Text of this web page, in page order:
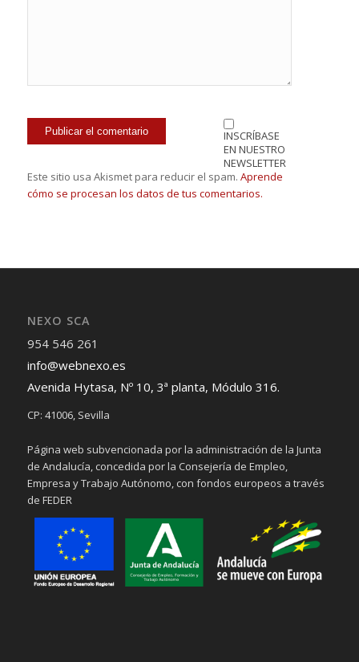
INSCRÍBASE
EN NUESTRO
NEWSLETTER
Este sitio usa Akismet para reducir el spam. Aprende
cómo se procesan los datos de tus comentarios.
NEXO SCA
954 546 261
info@webnexo.es
Avenida Hytasa, Nº 10, 3ª planta, Módulo 316.
CP: 41006, Sevilla
Página web subvencionada por la administración de la Junta
de Andalucía, concedida por la Consejería de Empleo,
Empresa y Trabajo Autónomo, con fondos europeos a través
de FEDER